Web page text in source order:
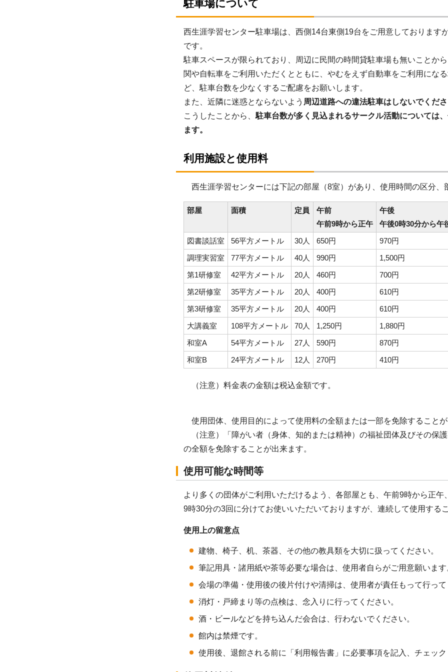
駐車場について
西生涯学習センター駐車場は、西側14台東側19台をご用意しております
です。
駐車スペースが限られており、周辺に民間の時間貸駐車場も無いことか
関や自転車をご利用いただくとともに、やむをえず自動車をご利用にな
ど、駐車台数を少なくするご配慮をお願いします。
また、近隣に迷惑とならないよう 周辺道路への違法駐車はしないでくだ
こうしたことから、駐車台数が多く見込まれるサークル活動については
ます。
利用施設と使用料
西生涯学習センターには下記の部屋（8室）があり、使用時間の区分
部屋 面積 定員
午前
午前9時から正午
午後
午後0時30分から午
図書談話室
56平方メートル 30人 650円
970円
調理実習室
77平方メートル 40人 990円
1,500円
第1研修室
42平方メートル 20人 460円
700円
第2研修室
35平方メートル 20人 400円
610円
第3研修室
35平方メートル 20人 400円
610円
大講義室
108平方メートル 70人 1,250円
1,880円
和室A
54平方メートル 27人 590円
870円
和室B
24平方メートル 12人 270円 410円
（注意）料金表の金額は税込金額です。
使用団体、使用目的によって使用料の全額または一部を免除すること
（注意）「障がい者（身体、知的または精神）の福祉団体及びその保
の全額を免除することが出来ます。
使用可能な時間等
より多くの団体がご利用いただけるよう、各部屋とも、午前9時から正
9時30分の3回に分けてお使いいただいておりますが、連続して使用する
使用上の留意点
建物、椅子、机、茶器、その他の教具類を大切に扱ってください。
筆記用具・諸用紙や茶等必要な場合は、使用者自らがご用意願います
会場の準備・使用後の後片付けや清掃は、使用者が責任もって行っ
消灯・戸締まり等の点検は、念入りに行ってください。
酒・ビールなどを持ち込んだ会合は、行わないでください。
館内は禁煙です。
使用後、退館される前に「利用報告書」に必要事項を記入、チェッ